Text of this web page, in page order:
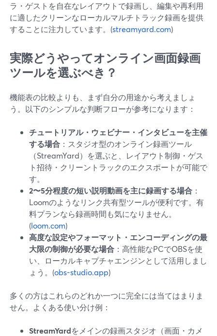
ラ・ゲストを自在なレイアウトで録画し、編集や再利用
に適したクリーンなローカルマルチトラック録画を提供
することに注力しています。(streamyard.com)
実際どうやってオンライン画面録画
ツールを選ぶべき？
機能表の比較よりも、まず自分の用途から考えましょ
う。以下のシンプルな判断フローが参考になります：
チュートリアル・ウェビナー・インタビューを主催
する場合 ：スタジオ型のオンライン録画ツール
（StreamYard）を選ぶと、レイアウト制御・ゲス
ト招待・クリーントラックのエクスポートが可能で
す。
2〜5分程度の短い説明動画を主に録画する場合 ：
Loomのようなリンク共有型ツールが便利です。有
料プランなら録画時間も気になりません。
(loom.com)
高度な設定やフォーマット・エンコーディングの最
大限の制御が必要な場合 ：高性能なPCでOBSを使
い、ローカルキャプチャエンジンとして活用しまし
ょう。(obs-studio.app)
多くの方はこれらのどれか一つに完全には当てはまりま
せん。よくある使い分け例：
StreamYardをメインの録画スタジオ（画面・カメ